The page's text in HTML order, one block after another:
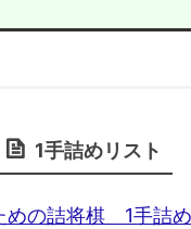
1手詰めリスト
めの詰将棋 1手詰